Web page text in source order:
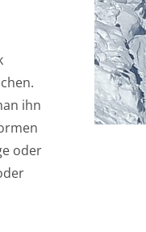
ihn
oder